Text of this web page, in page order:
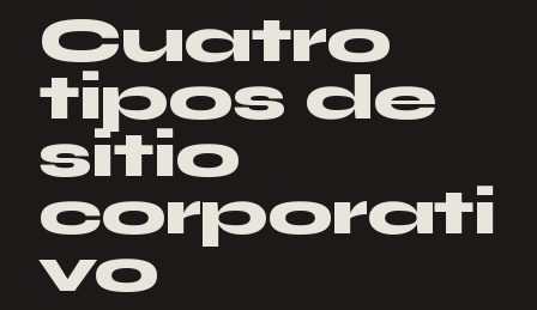
Cuatro
tipos de
sitio
corporati
vo